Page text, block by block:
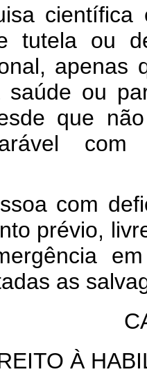
científica
tutela ou
apenas
saúde ou
que
com
prévio,
as
À